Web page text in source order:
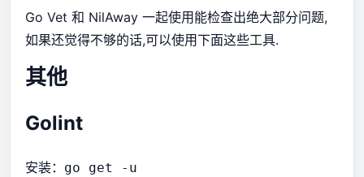
Go Vet 和 NilAway 一起使用能检查出绝大部分问题,
如果还觉得不够的话,可以使用下面这些工具.
其他
Golint
安装： go get -u